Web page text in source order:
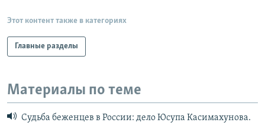
Этот контент также в категориях
Главные разделы
Материалы по теме
Судьба беженцев в России: дело Юсупа Касимахунова.